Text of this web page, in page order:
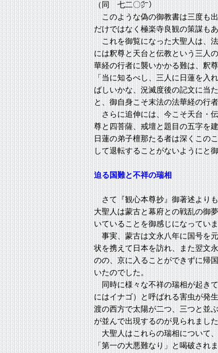
（同 七二〇㌻）
このような偽の御教書は三度も
だけではなく極楽寺良観の策謀も
これを御覧になった大聖人は、
には釈尊と天台と伝教という三人
華経の行者に襲いかかる難は、釈
「当に知るべし、三人に日蓮を入
ばしいかな、況滅度後の記文に当
と、御自身こそ末法の法華経の行
さらに追伸には、今こそ天台・
尊と四菩薩、戒壇と題目の五字を
日蓮の弟子檀那たる者は深くこの
して退転することがないようにと
迫る国難と不祥の瑞相
さて『観心本尊抄』御著述より
大聖人は蒙古と幕府との戦乱の御
いていることを御感じになってい
事実、蒙古は文永八年に国号を
状を携えて日本を訪れ、また翌文
のの、京に入ることができずに帰
いたのでした。
同時に様々な不祥の瑞相が起き
にはイナゴ）と呼ばれる害虫が発
渡の西方で太陽が二つ、三つと並
が並んで出現するのが見られまし
大聖人はこれらの瑞相について
「第一の大悪難なり」と喝破され